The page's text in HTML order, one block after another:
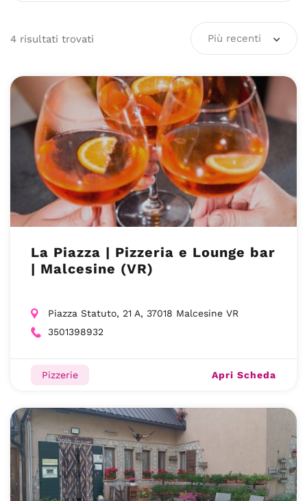
4 risultati trovati Più recenti
La Piazza | Pizzeria e Lounge bar
| Malcesine (VR)
Piazza Statuto, 21 A, 37018 Malcesine VR
3501398932
Pizzerie Apri Scheda